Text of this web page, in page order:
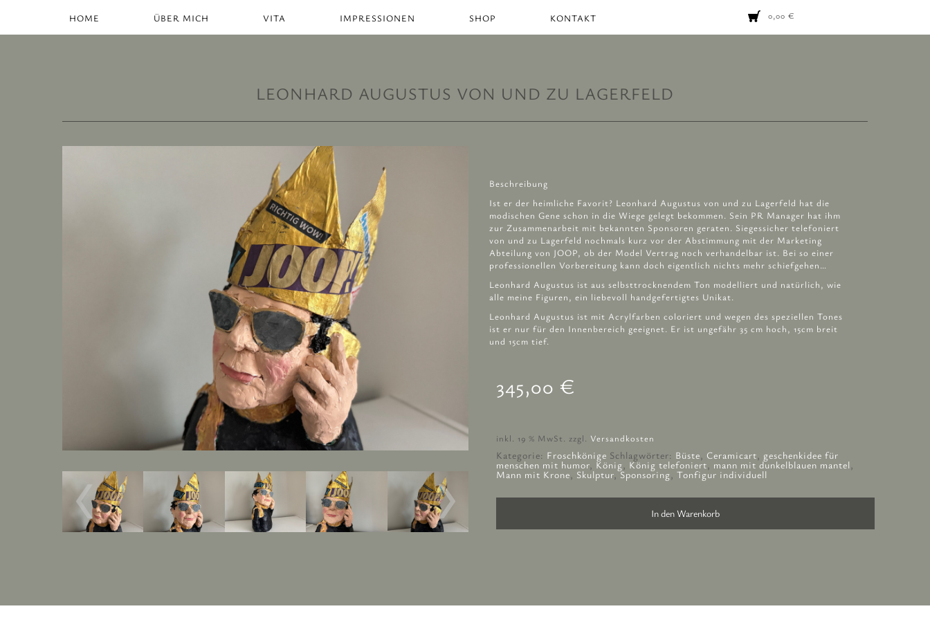
HOME ÜBER MICH VITA IMPRESSIONEN SHOP KONTAKT 0,00 €
LEONHARD AUGUSTUS VON UND ZU LAGERFELD
Beschreibung
Ist er der heimliche Favorit? Leonhard Augustus von und zu Lagerfeld hat die
modischen Gene schon in die Wiege gelegt bekommen. Sein PR Manager hat ihm
zur Zusammenarbeit mit bekannten Sponsoren geraten. Siegessicher telefoniert
von und zu Lagerfeld nochmals kurz vor der Abstimmung mit der Marketing
Abteilung von JOOP, ob der Model Vertrag noch verhandelbar ist. Bei so einer
professionellen Vorbereitung kann doch eigentlich nichts mehr schiefgehen…
Leonhard Augustus ist aus selbsttrocknendem Ton modelliert und natürlich, wie
alle meine Figuren, ein liebevoll handgefertigtes Unikat.
Leonhard Augustus ist mit Acrylfarben coloriert und wegen des speziellen Tones
ist er nur für den Innenbereich geeignet. Er ist ungefähr 35 cm hoch, 15cm breit
und 15cm tief.
345,00 €
von
zu
Lagerfeld
Menge
inkl. 19 % MwSt. zzgl. Versandkosten
Kategorie: Froschkönige Schlagwörter: Büste, Ceramicart, geschenkidee für
menschen mit humor, König, König telefoniert, mann mit dunkelblauen mantel,
Mann mit Krone, Skulptur,Sponsoring, Tonfigur individuell
In den Warenkorb